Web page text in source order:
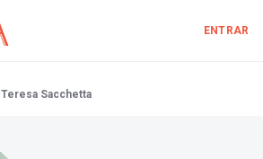
ENTRAR
Teresa Sacchetta